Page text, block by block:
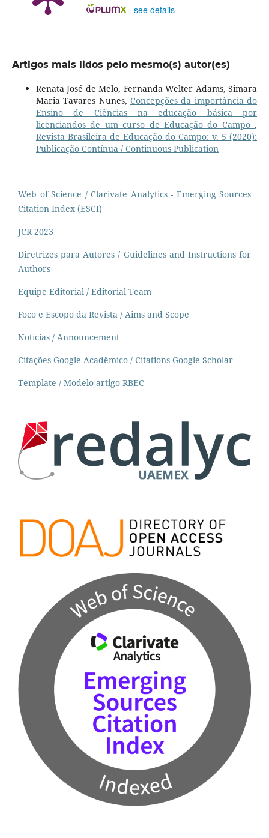
- see details
Artigos mais lidos pelo mesmo(s) autor(es)
Renata José de Melo, Fernanda Welter Adams, Simara
Maria Tavares Nunes, Concepções da importância do
Ensino de Ciências na educação básica por
licenciandos de um curso de Educação do Campo,
Revista Brasileira de Educação do Campo: v. 5 (2020):
Publicação Contínua / Continuous Publication
Web of Science / Clarivate Analytics - Emerging Sources
Citation Index (ESCI)
JCR 2023
Diretrizes para Autores / Guidelines and Instructions for
Authors
Equipe Editorial / Editorial Team
Foco e Escopo da Revista / Aims and Scope
Notícias / Announcement
Citações Google Acadêmico / Citations Google Scholar
Template / Modelo artigo RBEC